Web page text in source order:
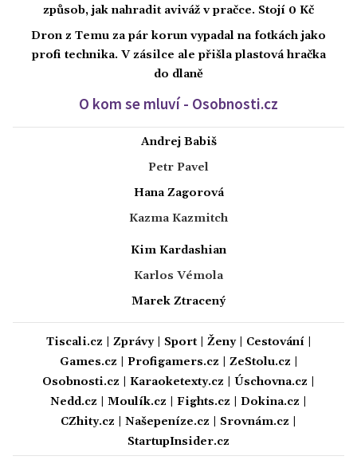
způsob, jak nahradit aviváž v pračce. Stojí 0 Kč
Dron z Temu za pár korun vypadal na fotkách jako
profi technika. V zásilce ale přišla plastová hračka
do dlaně
O kom se mluví - Osobnosti.cz
Andrej Babiš
Petr Pavel
Hana Zagorová
Kazma Kazmitch
Kim Kardashian
Karlos Vémola
Marek Ztracený
Tiscali.cz Zprávy| Sport| Ženy| Cestování|
Games.cz
Profigamers.cz ZeStolu.cz
Osobnosti.cz
Karaoketexty.cz Úschovna.cz
Nedd.cz
Moulík.cz Fights.cz Dokina.cz
CZhity.cz
Našepeníze.cz Srovnám.cz
StartupInsider.cz